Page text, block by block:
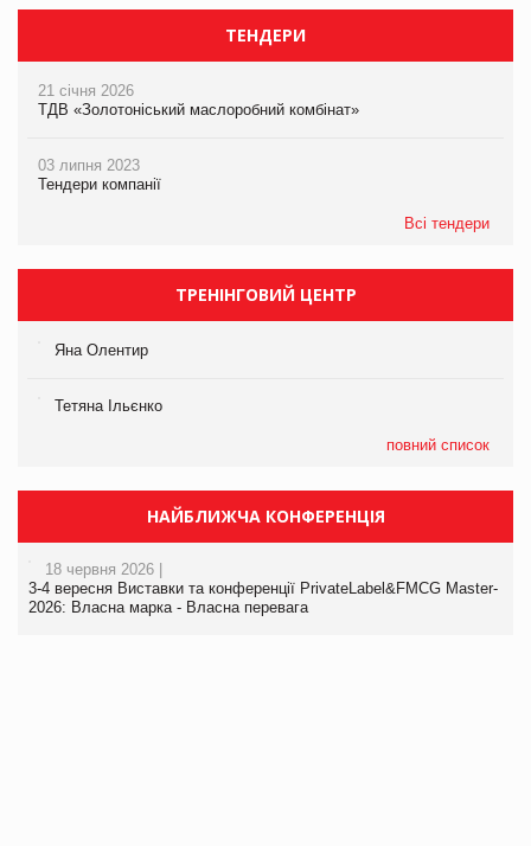
ТЕНДЕРИ
21 січня 2026
ТДВ «Золотоніський маслоробний комбінат»
03 липня 2023
Тендери компанії
Всі тендери
ТРЕНІНГОВИЙ ЦЕНТР
Яна Олентир
Тетяна Ільєнко
повний список
НАЙБЛИЖЧА КОНФЕРЕНЦІЯ
18 червня 2026 |
3-4 вересня Виставки та конференції PrivateLabel&FMCG Master-
2026: Власна марка - Власна перевага